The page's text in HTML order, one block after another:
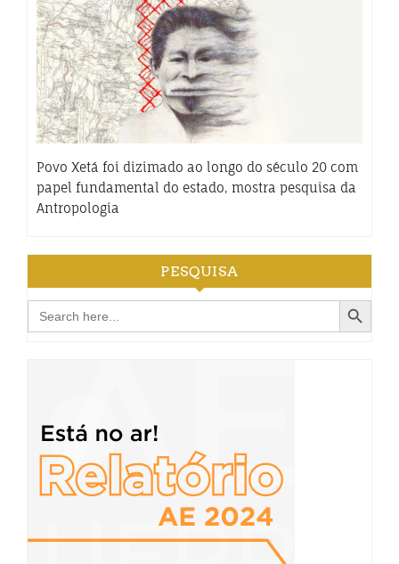
Povo Xetá foi dizimado ao longo do século 20 com
papel fundamental do estado, mostra pesquisa da
Antropologia
PESQUISA
Search
for:
Search Button